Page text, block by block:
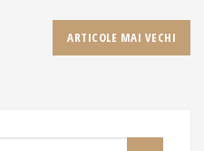
ARTICOLE MAI VECHI